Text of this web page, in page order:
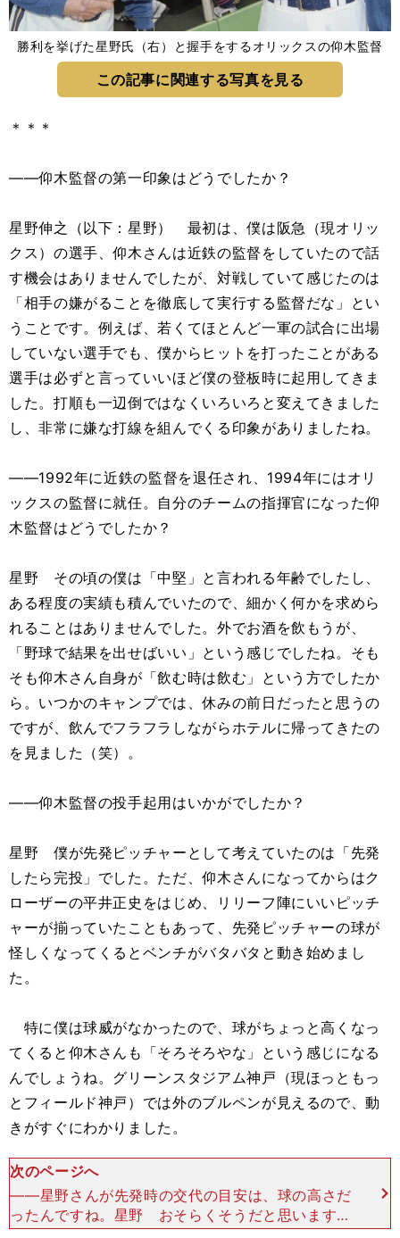
勝利を挙げた星野氏（右）と握手をするオリックスの仰木監督
この記事に関連する写真を見る
＊＊＊
――仰木監督の第一印象はどうでしたか？
星野伸之（以下：星野） 最初は、僕は阪急（現オリッ
クス）の選手、仰木さんは近鉄の監督をしていたので話
す機会はありませんでしたが、対戦していて感じたのは
「相手の嫌がることを徹底して実行する監督だな」とい
うことです。例えば、若くてほとんど一軍の試合に出場
していない選手でも、僕からヒットを打ったことがある
選手は必ずと言っていいほど僕の登板時に起用してきま
した。打順も一辺倒ではなくいろいろと変えてきました
し、非常に嫌な打線を組んでくる印象がありましたね。
――1992年に近鉄の監督を退任され、1994年にはオリ
ックスの監督に就任。自分のチームの指揮官になった仰
木監督はどうでしたか？
星野 その頃の僕は「中堅」と言われる年齢でしたし、
ある程度の実績も積んでいたので、細かく何かを求めら
れることはありませんでした。外でお酒を飲もうが、
「野球で結果を出せばいい」という感じでしたね。そも
そも仰木さん自身が「飲む時は飲む」という方でしたか
ら。いつかのキャンプでは、休みの前日だったと思うの
ですが、飲んでフラフラしながらホテルに帰ってきたの
を見ました（笑）。
――仰木監督の投手起用はいかがでしたか？
星野 僕が先発ピッチャーとして考えていたのは「先発
したら完投」でした。ただ、仰木さんになってからはク
ローザーの平井正史をはじめ、リリーフ陣にいいピッチ
ャーが揃っていたこともあって、先発ピッチャーの球が
怪しくなってくるとベンチがバタバタと動き始めまし
た。
特に僕は球威がなかったので、球がちょっと高くなっ
てくると仰木さんも「そろそろやな」という感じになる
んでしょうね。グリーンスタジアム神戸（現ほっともっ
とフィールド神戸）では外のブルペンが見えるので、動
きがすぐにわかりました。
次のページへ
――星野さんが先発時の交代の目安は、球の高さだ
ったんですね。星野 おそらくそうだと思います。
ただ、仰木さんが監督になってからも、完投がなか